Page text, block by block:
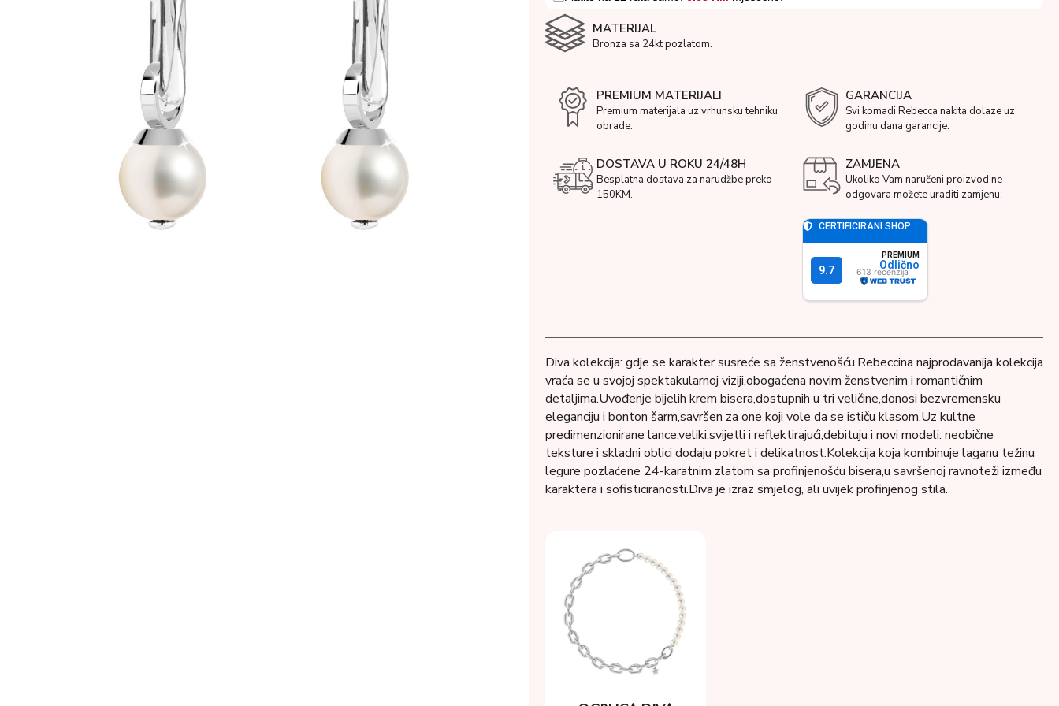
MATERIJAL
Bronza sa 24kt pozlatom.
PREMIUM MATERIJALI
Premium materijala uz vrhunsku tehniku
obrade.
GARANCIJA
Svi komadi Rebecca nakita dolaze uz
godinu dana garancije.
DOSTAVA U ROKU 24/48H
Besplatna dostava za narudžbe preko
150KM.
ZAMJENA
Ukoliko Vam naručeni proizvod ne
odgovara možete uraditi zamjenu.
Diva kolekcija: gdje se karakter susreće sa ženstvenošću.Rebeccina najprodavanija kolekcija
vraća se u svojoj spektakularnoj viziji,obogaćena novim ženstvenim i romantičnim
detaljima.Uvođenje bijelih krem ​​bisera,dostupnih u tri veličine,donosi bezvremensku
eleganciju i bonton šarm,savršen za one koji vole da se ističu klasom.Uz kultne
predimenzionirane lance,veliki,svijetli i reflektirajući,debituju i novi modeli: neobične
teksture i skladni oblici dodaju pokret i delikatnost.Kolekcija koja kombinuje laganu težinu
legure pozlaćene 24-karatnim zlatom sa profinjenošću bisera,u savršenoj ravnoteži između
karaktera i sofisticiranosti.Diva je izraz smjelog, ali uvijek profinjenog stila.